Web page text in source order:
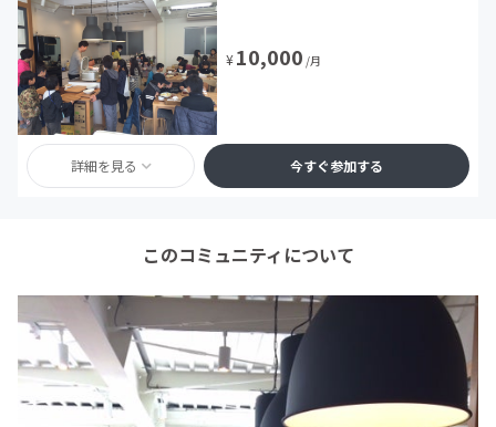
¥10,000 /月
詳細を見る 今すぐ参加する
このコミュニティについて